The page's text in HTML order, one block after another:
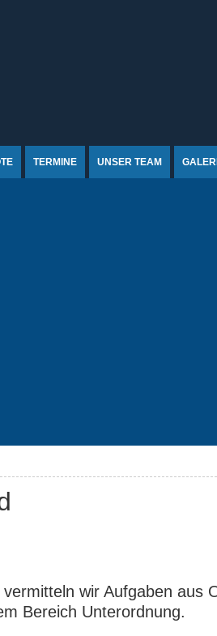
TERMINE UNSER TEAM
wir Aufgaben aus
Bereich Unterordnung.